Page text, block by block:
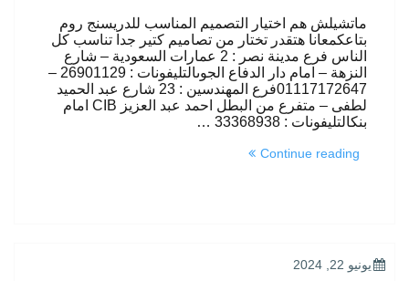
ماتشيلش هم اختيار التصميم المناسب للدريسنج روم
بتاعكمعانا هتقدر تختار من تصاميم كتير جدا تناسب كل
الناس فرع مدينة نصر : 2 عمارات السعودية – شارع
النزهة – امام دار الدفاع الجوىالتليفونات : 26901129 –
01117172647فرع المهندسين : 23 شارع عبد الحميد
لطفى – متفرع من البطل احمد عبد العزيز CIB امام
بنكالتليفونات : 33368938 …
Continue reading
POSTED
يونيو 22, 2024